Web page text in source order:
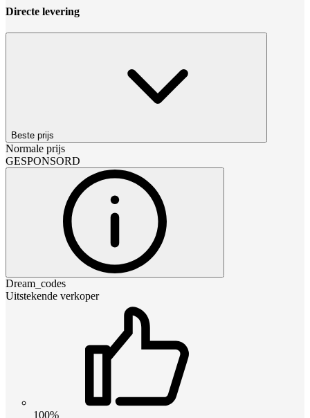
Directe levering
Beste prijs
Normale prijs
GESPONSORD
Dream_codes
Uitstekende verkoper
100%